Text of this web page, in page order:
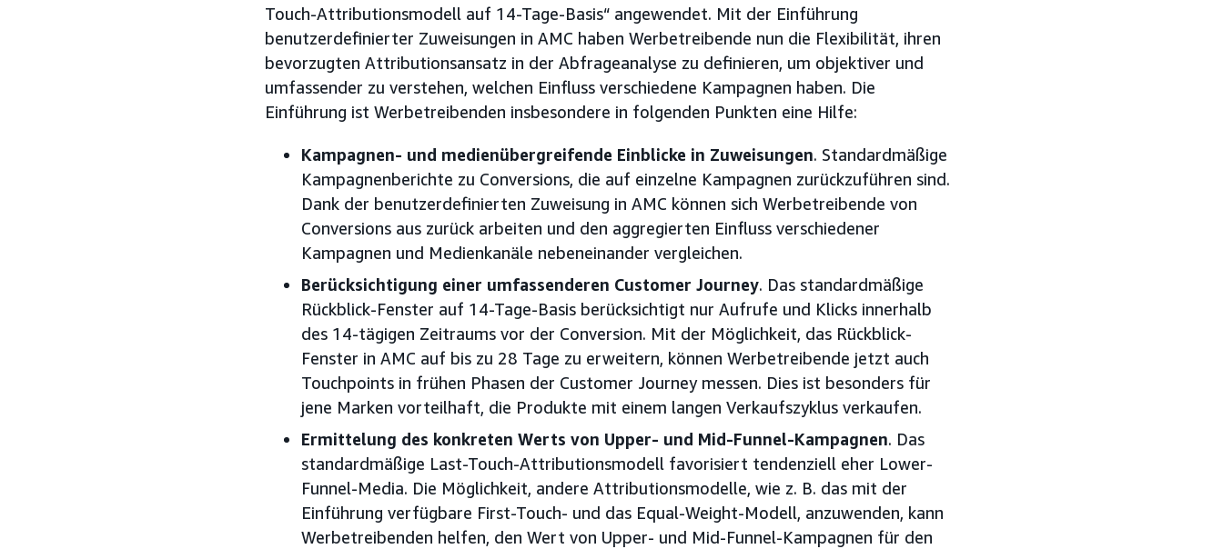
Touch-Attributionsmodell auf 14-Tage-Basis“ angewendet. Mit der Einführung
benutzerdefinierter Zuweisungen in AMC haben Werbetreibende nun die Flexibilität, ihren
bevorzugten Attributionsansatz in der Abfrageanalyse zu definieren, um objektiver und
umfassender zu verstehen, welchen Einfluss verschiedene Kampagnen haben. Die
Einführung ist Werbetreibenden insbesondere in folgenden Punkten eine Hilfe:
Kampagnen- und medienübergreifende Einblicke in Zuweisungen. Standardmäßige
Kampagnenberichte zu Conversions, die auf einzelne Kampagnen zurückzuführen sind.
Dank der benutzerdefinierten Zuweisung in AMC können sich Werbetreibende von
Conversions aus zurück arbeiten und den aggregierten Einfluss verschiedener
Kampagnen und Medienkanäle nebeneinander vergleichen.
Berücksichtigung einer umfassenderen Customer Journey. Das standardmäßige
Rückblick-Fenster auf 14-Tage-Basis berücksichtigt nur Aufrufe und Klicks innerhalb
des 14-tägigen Zeitraums vor der Conversion. Mit der Möglichkeit, das Rückblick-
Fenster in AMC auf bis zu 28 Tage zu erweitern, können Werbetreibende jetzt auch
Touchpoints in frühen Phasen der Customer Journey messen. Dies ist besonders für
jene Marken vorteilhaft, die Produkte mit einem langen Verkaufszyklus verkaufen.
Ermittelung des konkreten Werts von Upper- und Mid-Funnel-Kampagnen. Das
standardmäßige Last-Touch-Attributionsmodell favorisiert tendenziell eher Lower-
Funnel-Media. Die Möglichkeit, andere Attributionsmodelle, wie z. B. das mit der
Einführung verfügbare First-Touch- und das Equal-Weight-Modell, anzuwenden, kann
Werbetreibenden helfen, den Wert von Upper- und Mid-Funnel-Kampagnen für den